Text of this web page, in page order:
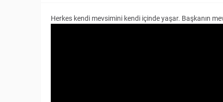
Herkes kendi mevsimini kendi içinde yaşar. Başkanın